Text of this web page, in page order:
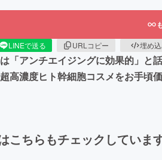
LINEで送る URLコピー 埋め
「アンチエイジングに効果的」
高濃度ヒト幹細胞コスメをお手
こちらもチェックしていま